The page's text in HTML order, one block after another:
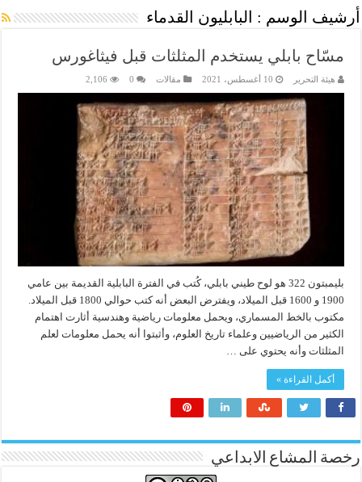
أرشيف الوسم : البابليون القدماء
مسّاح بابلي يستخدم المثلثات قبل فيثاغورس
هيئة التحرير 10 أغسطس، 2021 مقالات 0
2,106
بليمبتون 322 هو لوح طيني بابلي، كُتب في الفترة البابلية القديمة بين عامي
1900 و 1600 قبل الميلاد، ويفترض البعض أنه كتب حوالي 1800 قبل الميلاد.
مكتوب بالخط المسماري، ويحمل معلومات رياضية وهندسية أثارت اهتمام
الكثير من الرياضيين وعلماء تاريخ العلوم، وأثبتوا أنه يحمل معلومات لعلم
المثلثات وأنه يحتوي على …
أكمل القراءة »
رخصة المشاع الابداعي